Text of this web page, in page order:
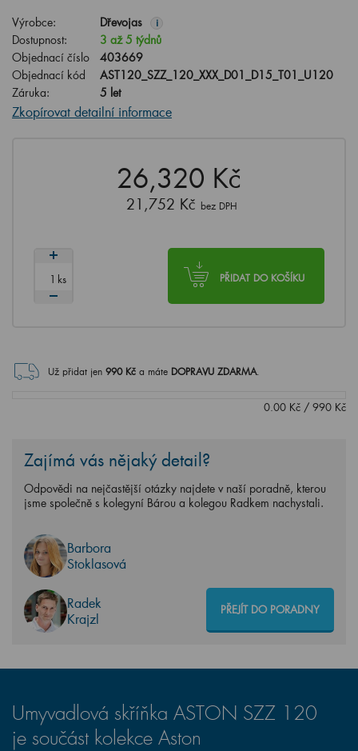
Výrobce: Dřevojas i
Dostupnost:
3 až 5 týdnů
Objednací číslo
403669
Objednací kód
AST120_SZZ_120_XXX_D01_D15_T01_U120
Záruka:
5 let
Zkopírovat detailní informace
26,320 Kč
21,752 Kč bez DPH
PŘIDAT DO KOŠÍKU
ks
Už přidat jen 990Kč a máte DOPRAVU ZDARMA.
0.00 Kč / 990 Kč
Zajímá vás nějaký detail?
Odpovědi na nejčastější otázky najdete v naší poradně, kterou
jsme společně s kolegyní Bárou a kolegou Radkem nachystali.
Barbora
Stoklasová
Radek
Krajzl
PŘEJÍT DO PORADNY
Umyvadlová skříňka ASTON SZZ 120
je součást kolekce Aston